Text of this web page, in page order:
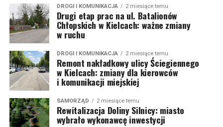
DROGI I KOMUNIKACJA 2 miesiące temu
Drugi etap prac na ul. Batalionów
Chłopskich w Kielcach: ważne zmiany
w ruchu
DROGI I KOMUNIKACJA 2 miesiące temu
Remont nakładkowy ulicy Ściegiennego
w Kielcach: zmiany dla kierowców
i komunikacji miejskiej
SAMORZĄD 2 miesiące temu
Rewitalizacja Doliny Silnicy: miasto
wybrało wykonawcę inwestycji